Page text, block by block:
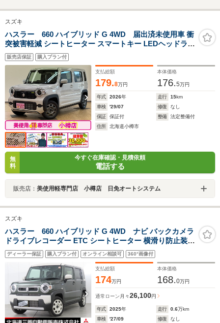
スズキ
ハスラー 660 ハイブリッド G 4WD 届出済未使用車 衝
突被害軽減 シートヒーター スマートキー LEDヘッドライ
ト スズキセーフティサポート オートエアコン LED ABS
横滑り防止 プッシュエンジンスタート ステアリングリモ
コン PW
販売店保証 購入プラン付
支払総額
179.8万円
本体価格
176.5万円
年式 2026年 走行 15km
車検
'29/07 修復
なし
保証
保証付 整備
法定整備付
住所
北海道小樽市
無
料
今すぐ在庫確認・見積依頼
電話する
販売店： 美使用軽専門店 小樽店 日免オートシステム
スズキ
ハスラー 660 ハイブリッド G 4WD ナビ バックカメラ
ドライブレコーダー ETC シートヒーター 横滑り防止装置
オートマチックハイビーム 積み込み冬タイヤ レーンキー
プアシスト
ディーラー保証 購入プラン付 オンライン相談可 360°画像付
支払総額
174万円
本体価格
168.0万円
通常ローン 月々26,100円
年式 2025年 走行 0.6万km
車検
'27/09 修復
なし